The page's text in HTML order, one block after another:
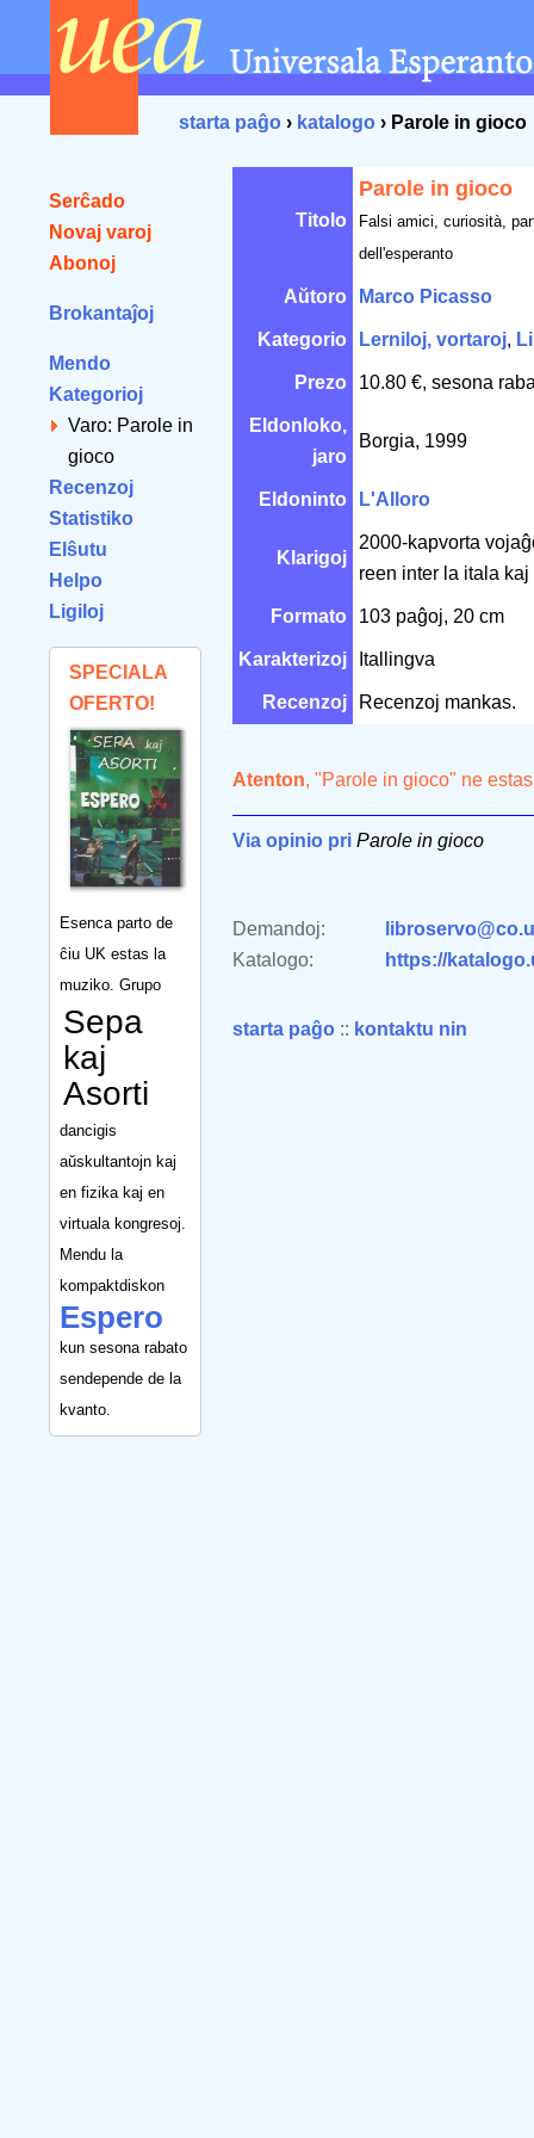
starta paĝo › katalogo › Parole in gioco
Serĉado
Novaj varoj
Abonoj
Brokantaĵoj
Mendo
Kategorioj
Varo: Parole in
gioco
Recenzoj
Statistiko
Elŝutu
Helpo
Ligiloj
SPECIALA
OFERTO!
Esenca parto de
ĉiu UK estas la
muziko. Grupo
Sepa
kaj
Asorti
dancigis
aŭskultantojn kaj
en fizika kaj en
virtuala kongresoj.
Mendu la
kompaktdiskon
Espero
kun sesona rabato
sendepende de la
kvanto.
Titolo
Parole in gioco
Falsi amici, curiosità,
dell'esperanto
Aŭtoro Marco Picasso
Kategorio Lerniloj, vortaroj,
Prezo 10.80 €, sesona
Eldonloko,
jaro
Borgia, 1999
Eldoninto L'Alloro
Klarigoj
2000-kapvorta
reen inter la itala
Formato 103 paĝoj, 20 cm
Karakterizoj Itallingva
Recenzoj Recenzoj mankas.
Atenton, "Parole in gioco" ne
Via opinio pri Parole in gioco
Demandoj:
Katalogo:
https://
starta paĝo :: kontaktu nin